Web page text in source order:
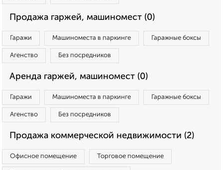
Продажа гаржей, машиномест (0)
Гаражи Машиноместа в паркинге Гаражные боксы
Агенство Без посредников
Аренда гаржей, машиномест (0)
Гаражи Машиноместа в паркинге Гаражные боксы
Агенство Без посредников
Продажа коммерческой недвижимости (2)
Офисное помещение Торговое помещение